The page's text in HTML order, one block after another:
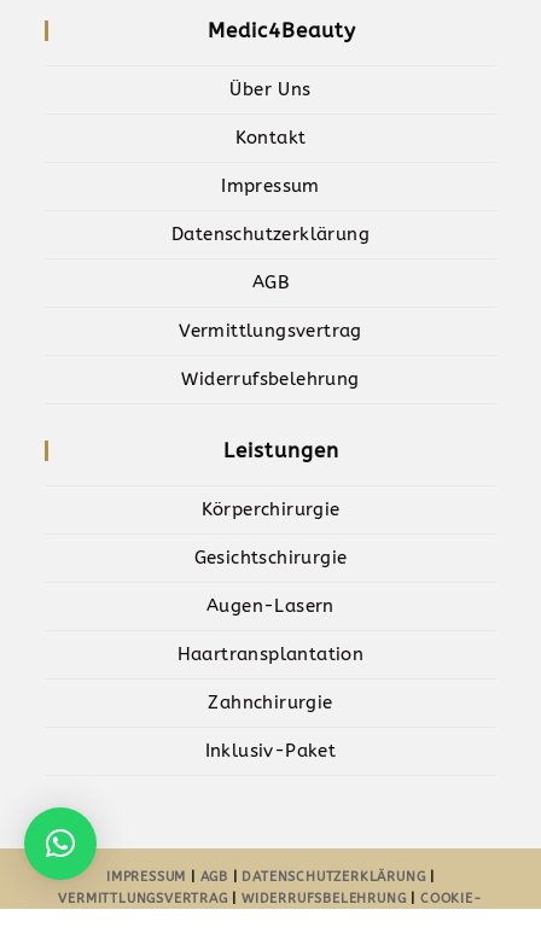
Medic4Beauty
Über Uns
Kontakt
Impressum
Datenschutzerklärung
AGB
Vermittlungsvertrag
Widerrufsbelehrung
Leistungen
Körperchirurgie
Gesichtschirurgie
Augen-Lasern
Haartransplantation
Zahnchirurgie
Inklusiv-Paket
IMPRESSUM AGB DATENSCHUTZERKLÄRUNG
VERMITTLUNGSVERTRAG |WIDERRUFSBELEHRUNG
COOKIE-